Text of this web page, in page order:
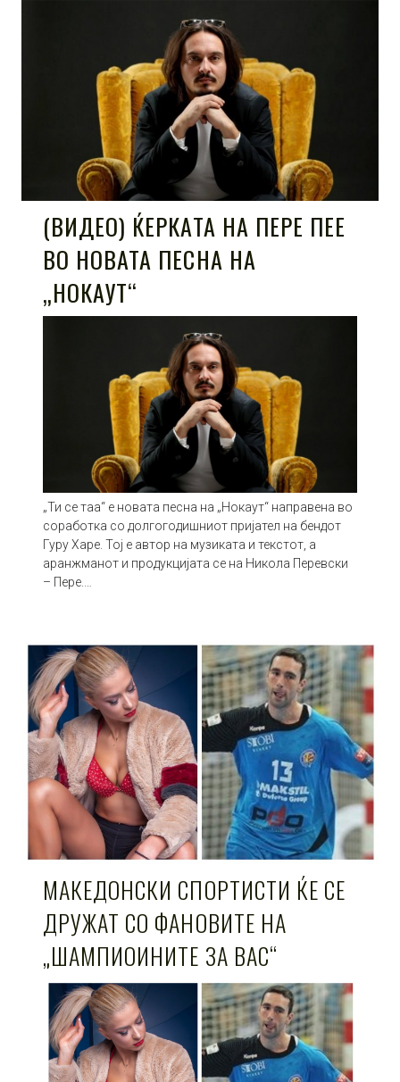
(ВИДЕО) ЌЕРКАТА НА ПЕРЕ ПЕЕ
ВО НОВАТА ПЕСНА НА
„НОКАУТ“
„Ти се таа“ е новата песна на „Нокаут“ направена во
соработка со долгогодишниот пријател на бендот
Гуру Харе. Тој е автор на музиката и текстот, а
аранжманот и продукцијата се на Никола Перевски
– Пере.…
МАКЕДОНСКИ СПОРТИСТИ ЌЕ СЕ
ДРУЖАТ СО ФАНОВИТЕ НА
„ШАМПИОИНИТЕ ЗА ВАС“